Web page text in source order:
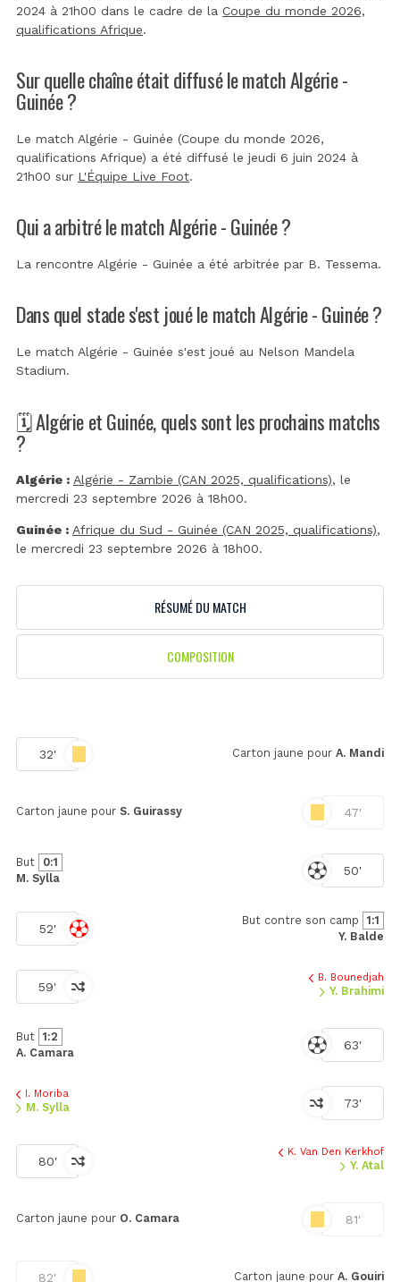
2024 à 21h00 dans le cadre de la Coupe du monde 2026,
qualifications Afrique.
Sur quelle chaîne était diffusé le match Algérie -
Guinée ?
Le match Algérie - Guinée (Coupe du monde 2026,
qualifications Afrique) a été diffusé le jeudi 6 juin 2024 à
21h00 sur L'Équipe Live Foot.
Qui a arbitré le match Algérie - Guinée ?
La rencontre Algérie - Guinée a été arbitrée par B. Tessema.
Dans quel stade s'est joué le match Algérie - Guinée ?
Le match Algérie - Guinée s'est joué au Nelson Mandela
Stadium.
🗓️ Algérie et Guinée, quels sont les prochains matchs
?
Algérie : Algérie - Zambie (CAN 2025, qualifications), le
mercredi 23 septembre 2026 à 18h00.
Guinée : Afrique du Sud - Guinée (CAN 2025, qualifications),
le mercredi 23 septembre 2026 à 18h00.
RÉSUMÉ DU MATCH
COMPOSITION
32' Carton jaune pour A. Mandi
47'
Carton jaune pour S. Guirassy
50'
But
0:1
M. Sylla
52'
But contre son camp
1:1
Y. Balde
59'
B. Bounedjah
Y. Brahimi
63'
But 1:2
A. Camara
73'
I. Moriba
M. Sylla
80'
K. Van Den Kerkhof
Y. Atal
81'
Carton jaune pour O. Camara
82' Carton jaune pour A. Gouiri